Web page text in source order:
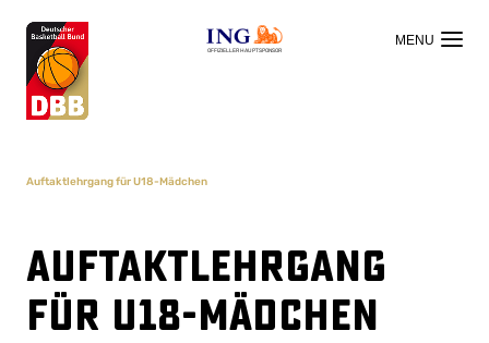
OFFIZIELLER HAUPTSPONSOR
Auftaktlehrgang für U18-Mädchen
Auftaktlehrgang
für U18-Mädchen